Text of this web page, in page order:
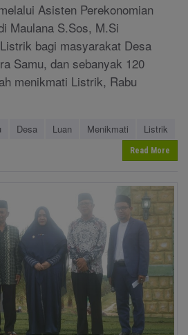
Asisten Perekonomian
Maulana S.Sos, M.Si
bagi masyarakat Desa
Samu, dan sebanyak 120
menikmati Listrik, Rabu
Desa Luan Menikmati Listrik
Read More